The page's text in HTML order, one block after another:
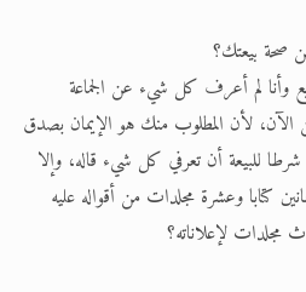
صحة بيعتك؟
وأنا لم أعرف كل شيء عن الجماعة
لأن المطلوب منك هو الإيمان بصدق
للبيعة أن تعرفي كل شيء قاله، وإلا
كتابا وعشرة مجلدات من أقواله عليه
مجلدات لإعلاناته؟